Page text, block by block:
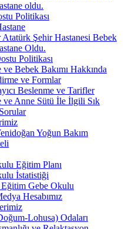
oldu.
Politikası
Atatürk Şehir Hastanesi Bebek
Oldu.
Politikası
Bebek Bakımı Hakkında
ve Formlar
Beslenme ve Tarifler
ve Anne Sütü İle İlgili Sık
Yoğun Bakım
Eğitim Planı
İstatistiği
Gebe Okulu
Hesabımız
Lohusa) Odaları